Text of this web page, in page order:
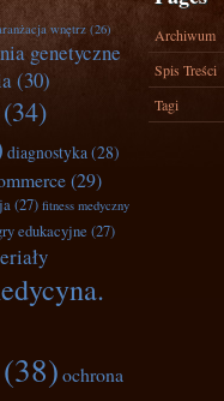
wnętrz (26)
genetyczne
(30)
(34)
diagnostyka(28)
(29)
(27) fitness medyczny
edukacyjne (27)
(38)ochrona
Archiwum
Spis Treści
Tagi